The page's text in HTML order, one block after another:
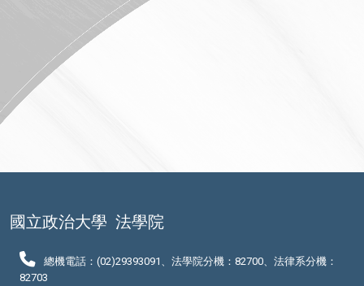
國立政治大學 法學院
總機電話：(02)29393091、法學院分機：82700、法律系分機：
82703